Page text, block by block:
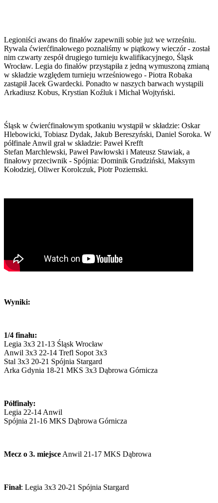
Legioniści awans do finałów zapewnili sobie już we wrześniu.
Rywala ćwierćfinałowego poznaliśmy w piątkowy wieczór - został
nim czwarty zespół drugiego turnieju kwalifikacyjnego, Śląsk
Wrocław. Legia do finałów przystąpiła z jedną wymuszoną zmianą
w składzie względem turnieju wrześniowego - Piotra Robaka
zastąpił Jacek Gwardecki. Ponadto w naszych barwach wystąpili
Arkadiusz Kobus, Krystian Koźluk i Michał Wojtyński.
Śląsk w ćwierćfinałowym spotkaniu wystąpił w składzie: Oskar
Hlebowicki, Tobiasz Dydak, Jakub Bereszyński, Daniel Soroka. W
półfinale Anwil grał w składzie: Paweł Krefft
Stefan Marchlewski, Paweł Pawłowski i Mateusz Stawiak, a
finałowy przeciwnik - Spójnia: Dominik Grudziński, Maksym
Kołodziej, Oliwer Korolczuk, Piotr Poziemski.
Wyniki:
1/4 finału:
Legia 3x3 21-13 Śląsk Wrocław
Anwil 3x3 22-14 Trefl Sopot 3x3
Stal 3x3 20-21 Spójnia Stargard
Arka Gdynia 18-21 MKS 3x3 Dąbrowa Górnicza
Półfinały:
Legia 22-14 Anwil
Spójnia 21-16 MKS Dąbrowa Górnicza
Mecz o 3. miejsce Anwil 21-17 MKS Dąbrowa
Finał: Legia 3x3 20-21 Spójnia Stargard